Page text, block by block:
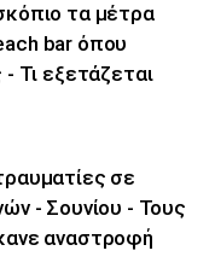
τα μέτρα
bar όπου
Τι εξετάζεται
σε
- Σουνίου - Τους
αναστροφή